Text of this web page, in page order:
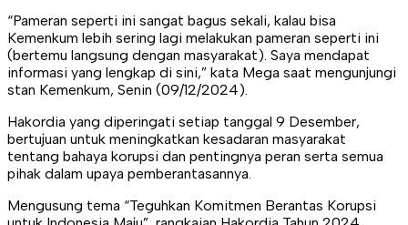
“Pameran seperti ini sangat bagus sekali, kalau bisa
Kemenkum lebih sering lagi melakukan pameran seperti ini
(bertemu langsung dengan masyarakat). Saya mendapat
informasi yang lengkap di sini,” kata Mega saat mengunjungi
stan Kemenkum, Senin (09/12/2024).
Hakordia yang diperingati setiap tanggal 9 Desember,
bertujuan untuk meningkatkan kesadaran masyarakat
tentang bahaya korupsi dan pentingnya peran serta semua
pihak dalam upaya pemberantasannya.
Mengusung tema “Teguhkan Komitmen Berantas Korupsi